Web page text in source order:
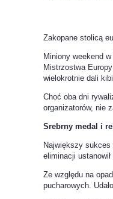
Zakopane stolicą
Miniony weekend
Mistrzostwa
wielokrotnie dali
Choć oba dni
organizatorów, nie
Srebrny medal i
Największy
eliminacji
Ze względu na
pucharowych.